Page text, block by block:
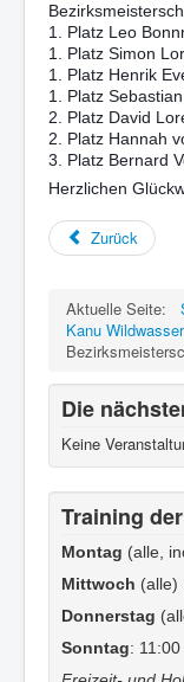
Kanu
Historie
1. Platz Leo
1. Platz Simon
1. Platz Henrik
1. Platz
2. Platz David
2. Platz Hannah
3. Platz Bernard
Herzlichen
Zurück
Aktuelle Seite:
Kanu
Die
Keine
Training
Montag (alle,
Mittwoch (alle)
Donnerstag
Sonntag: